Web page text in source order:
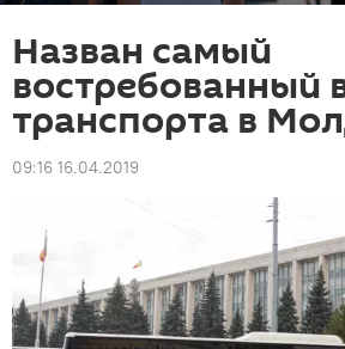
Назван самый
востребованный
транспорта в
09:16 16.04.2019